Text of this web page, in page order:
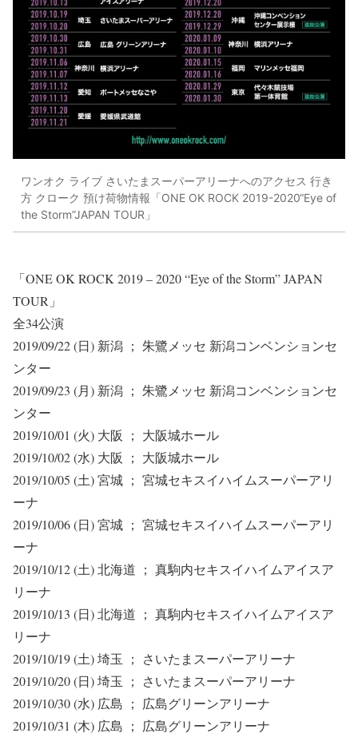
ワンオク ライブ さいたまスーパーアリーナへのアクセス 行き
方 クローク 預け荷物情報「ONE OK ROCK 2019-2020“Eye of
the Storm”JAPAN TOUR」
「ONE OK ROCK 2019 – 2020 “Eye of the Storm” JAPAN
TOUR」
全34公演
2019/09/22 (日) 新潟 ； 朱鷺メッセ 新潟コンベンションセ
ンター
2019/09/23 (月) 新潟 ； 朱鷺メッセ 新潟コンベンションセ
ンター
2019/10/01 (火) 大阪 ； 大阪城ホール
2019/10/02 (水) 大阪 ； 大阪城ホール
2019/10/05 (土) 宮城 ； 宮城セキスイハイムスーパーアリ
ーナ
2019/10/06 (日) 宮城 ； 宮城セキスイハイムスーパーアリ
ーナ
2019/10/12 (土) 北海道 ； 真駒内セキスイハイムアイスア
リーナ
2019/10/13 (日) 北海道 ； 真駒内セキスイハイムアイスア
リーナ
2019/10/19 (土) 埼玉 ； さいたまスーパーアリーナ
2019/10/20 (日) 埼玉 ； さいたまスーパーアリーナ
2019/10/30 (水) 広島 ； 広島グリーンアリーナ
2019/10/31 (木) 広島 ； 広島グリーンアリーナ